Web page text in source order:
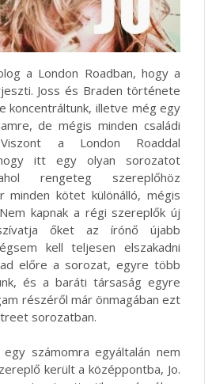
a London Roadban, hogy a
Joss és Braden története
koncentráltunk, illetve még egy
de mégis minden családi
a London Roaddal
itt egy olyan sorozatot
rengeteg szereplőhöz
minden kötet különálló, mégis
kapnak a régi szereplők új
őket az írónő újabb
kell teljesen elszakadni
előre a sorozat, egyre több
és a baráti társaság egyre
részéről már önmagában ezt
sorozatban.
számomra egyáltalán nem
került a középpontba, Jo.